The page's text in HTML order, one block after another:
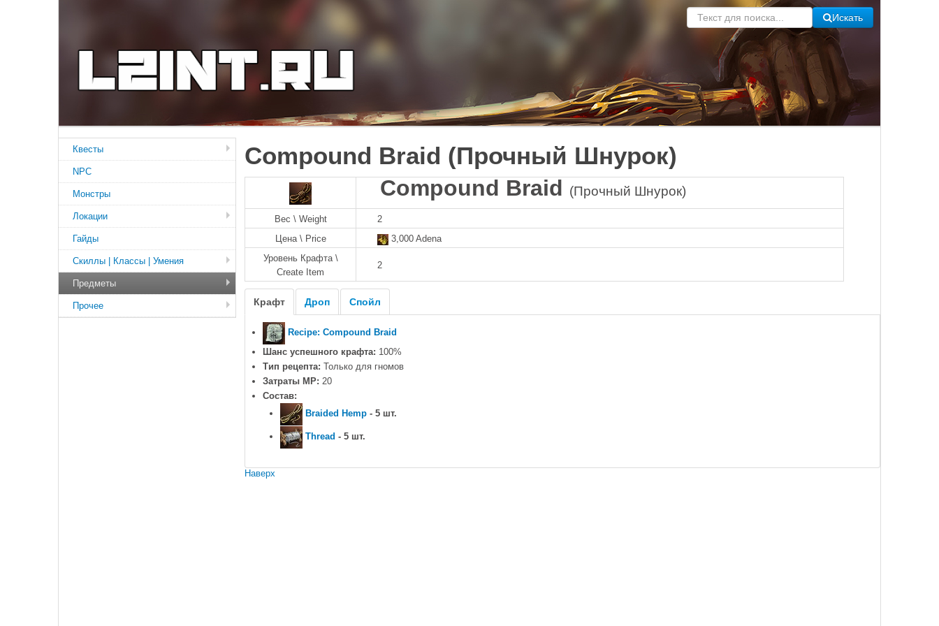
Искать
Compound Braid (Прочный Шнурок)
Compound Braid (Прочный Шнурок)
Вес \ Weight
2
Цена \ Price
3,000 Adena
Уровень Крафта \
Create Item
2
Крафт Дроп Спойл
Recipe: Compound Braid
Шанс успешного крафта: 100%
Тип рецепта: Только для гномов
Затраты MP: 20
Состав:
Braided Hemp - 5 шт.
Thread - 5 шт.
Наверх
Квесты
NPC
Монстры
Локации
Гайды
Скиллы | Классы | Умения
Предметы
Прочее